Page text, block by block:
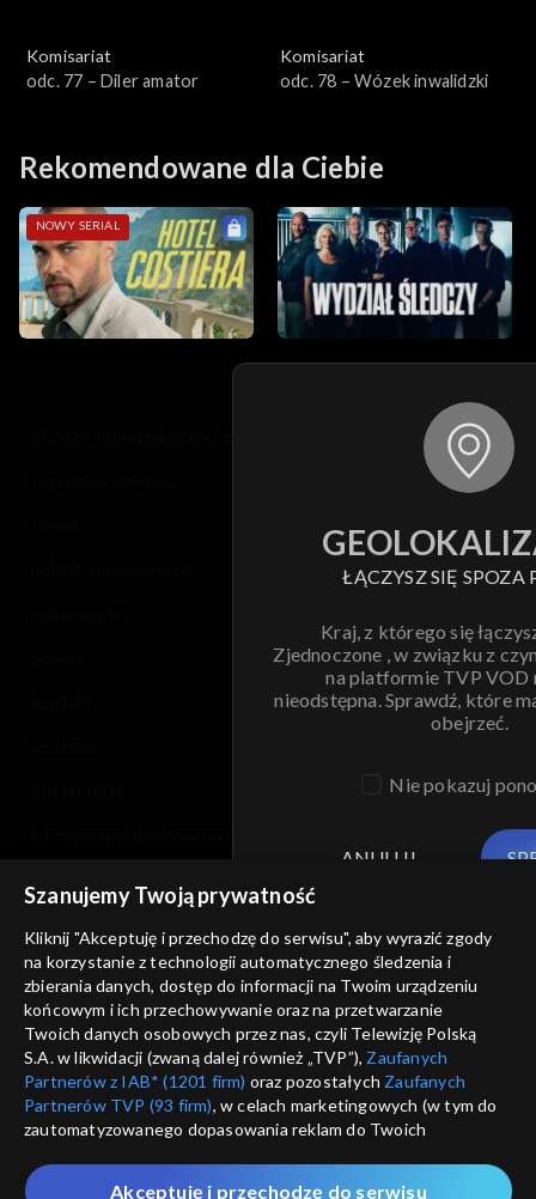
Komisariat
odc. 77 – Diler amator
Komisariat
odc. 78 – Wózek inwalidzki
Rekomendowane dla Ciebie
NOWY SERIAL
ŁĄCZYSZ SIĘ SPOZA
Kraj, z którego się
Zjednoczone , w związku z
na platformie TVP VOD
nieodstępna. Sprawdź, które
obejrzeć.
Nie pokazuj
ANULUJ
Szanujemy Twoją prywatność
Kliknij "Akceptuję i przechodzę do serwisu", aby wyrazić zgody
na korzystanie z technologii automatycznego śledzenia i
zbierania danych, dostęp do informacji na Twoim urządzeniu
końcowym i ich przechowywanie oraz na przetwarzanie
Twoich danych osobowych przez nas, czyli Telewizję Polską
S.A. w likwidacji (zwaną dalej również „TVP”), Zaufanych
Partnerów z IAB* (1201 firm) oraz pozostałych Zaufanych
Partnerów TVP (93 firm), w celach marketingowych (w tym do
zautomatyzowanego dopasowania reklam do Twoich
które wskazujemy poniżej, a także zgody na udostępnianie
Akceptuję i przechodzę do serwisu